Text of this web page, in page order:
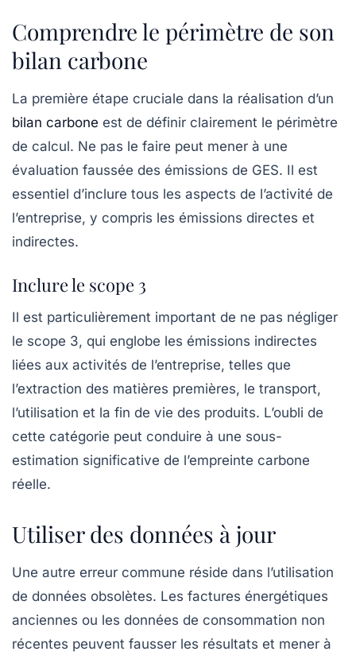
Comprendre le périmètre de son
bilan carbone
La première étape cruciale dans la réalisation d’un
bilan carbone est de définir clairement le périmètre
de calcul. Ne pas le faire peut mener à une
évaluation faussée des émissions de GES. Il est
essentiel d’inclure tous les aspects de l’activité de
l’entreprise, y compris les émissions directes et
indirectes.
Inclure le scope 3
Il est particulièrement important de ne pas négliger
le scope 3, qui englobe les émissions indirectes
liées aux activités de l’entreprise, telles que
l’extraction des matières premières, le transport,
l’utilisation et la fin de vie des produits. L’oubli de
cette catégorie peut conduire à une sous-
estimation significative de l’empreinte carbone
réelle.
Utiliser des données à jour
Une autre erreur commune réside dans l’utilisation
de données obsolètes. Les factures énergétiques
anciennes ou les données de consommation non
récentes peuvent fausser les résultats et mener à